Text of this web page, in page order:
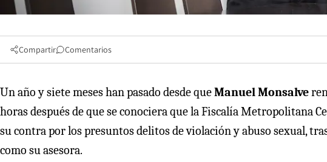
Compartir Comentarios
Un año y siete meses han pasado desde queManuel Monsalve
horas después de que se conociera que la Fiscalía Metropolitana
su contra por los presuntos delitos de violación y abuso sexual,
como su asesora.